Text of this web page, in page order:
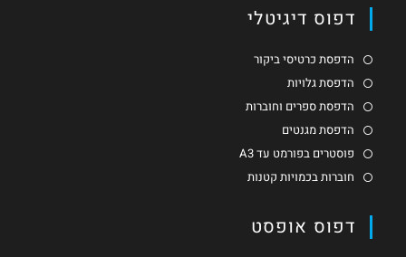
דפוס דיגיטלי
הדפסת כרטיסי ביקור
הדפסת גלויות
הדפסת ספרים וחוברות
הדפסת מגנטים
פוסטרים בפורמט עד A3
חוברות בכמויות קטנות
דפוס אופסט